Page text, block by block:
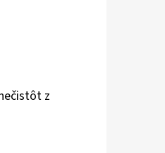
z